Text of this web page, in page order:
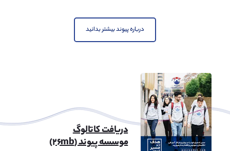
درباره پیوند بیشتر بدانید
دریافت کاتالوگ
موسسه پیوند (۲۶mb)